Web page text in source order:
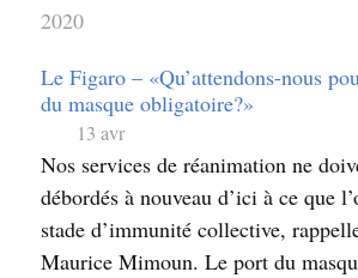
2020
Le Figaro – «Qu’attendons-nous
du masque obligatoire?»
13 avr
Nos services de réanimation ne
débordés à nouveau d’ici à ce que
stade d’immunité collective,
Maurice Mimoun. Le port du